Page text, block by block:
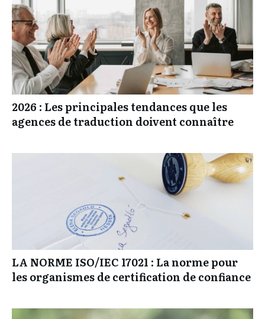
2026 : Les principales tendances que les
LA NORME ISO/IEC 17021 : La norme pour